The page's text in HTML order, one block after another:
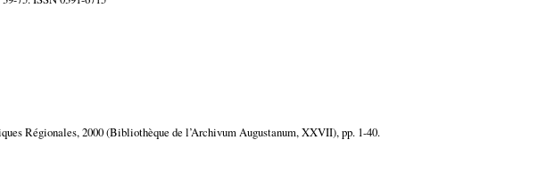
Régionales, 2000 (Bibliothèque de l’Archivum Augustanum, XXVII), pp. 1-40.